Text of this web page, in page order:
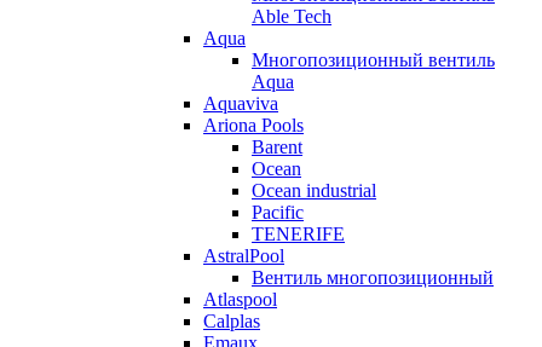
Able Tech
Aqua
Многопозиционный вентиль
Aqua
Aquaviva
Ariona Pools
Barent
Ocean
Ocean industrial
Pacific
TENERIFE
AstralPool
Вентиль многопозиционный
Atlaspool
Calplas
Emaux